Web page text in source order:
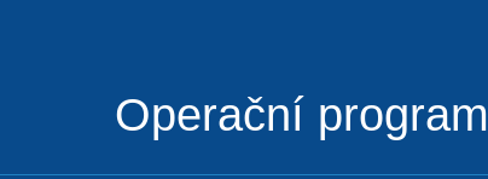
Operační program